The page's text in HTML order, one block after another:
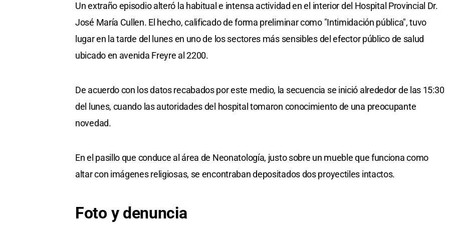
Un extraño episodio alteró la habitual e intensa actividad en el interior del Hospital Provincial Dr.
José María Cullen. El hecho, calificado de forma preliminar como "Intimidación pública", tuvo
lugar en la tarde del lunes en uno de los sectores más sensibles del efector público de salud
ubicado en avenida Freyre al 2200.
De acuerdo con los datos recabados por este medio, la secuencia se inició alrededor de las 15:30
del lunes, cuando las autoridades del hospital tomaron conocimiento de una preocupante
novedad.
En el pasillo que conduce al área de Neonatología, justo sobre un mueble que funciona como
altar con imágenes religiosas, se encontraban depositados dos proyectiles intactos.
Foto y denuncia